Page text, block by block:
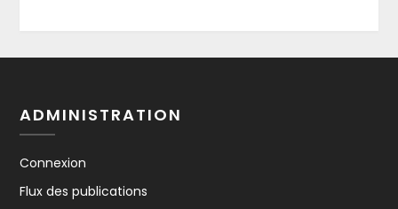
ADMINISTRATION
Connexion
Flux des publications